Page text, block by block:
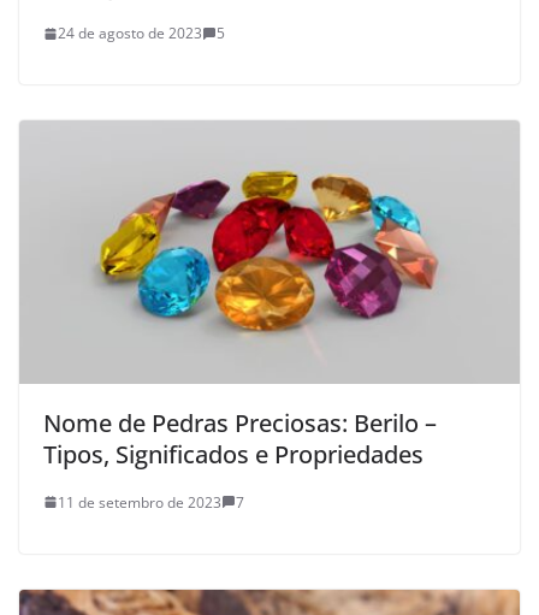
24 de agosto de 2023 5
Nome de Pedras Preciosas: Berilo –
Tipos, Significados e Propriedades
11 de setembro de 2023 7